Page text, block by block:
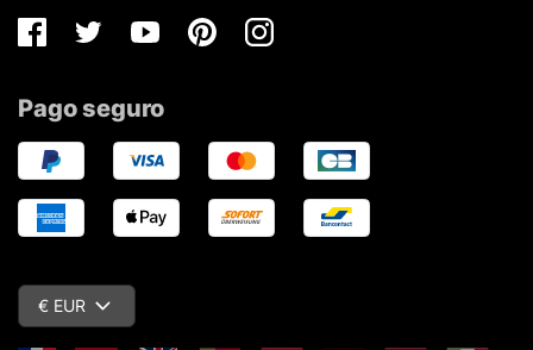
FacebookTwitterYoutubePinterestInstagram
Pago seguro
€ EUR